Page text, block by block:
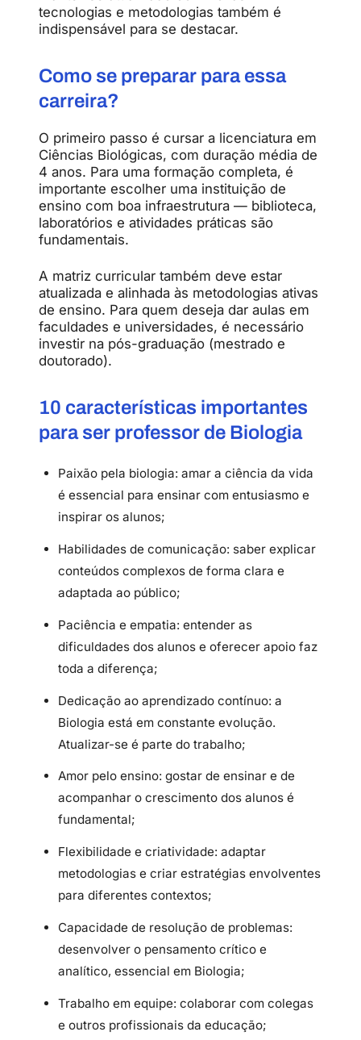
tecnologias e metodologias também é
indispensável para se destacar.
Como se preparar paraessa
carreira?
O primeiro passo é cursar a licenciatura em
Ciências Biológicas, com duração média de
4 anos. Para uma formação completa, é
importante escolher uma instituição de
ensino com boa infraestrutura — biblioteca,
laboratórios e atividades práticas são
fundamentais.
A matriz curricular também deve estar
atualizada e alinhada às metodologias ativas
de ensino. Para quem deseja dar aulas em
faculdades e universidades, é necessário
investir na pós-graduação (mestrado e
doutorado).
10 características importantes
paraser professor de Biologia
Paixão pela biologia: amar a ciência da vida
é essencial para ensinar com entusiasmo e
inspirar os alunos;
Habilidades de comunicação: saber explicar
conteúdos complexos de forma clara e
adaptada ao público;
Paciência e empatia: entender as
dificuldades dos alunos e oferecer apoio faz
toda a diferença;
Dedicação ao aprendizado contínuo: a
Biologia está em constante evolução.
Atualizar-se é parte do trabalho;
Amor pelo ensino: gostar de ensinar e de
acompanhar o crescimento dos alunos é
fundamental;
Flexibilidade e criatividade: adaptar
metodologias e criar estratégias envolventes
para diferentes contextos;
Capacidade de resolução de problemas:
desenvolver o pensamento crítico e
analítico, essencial em Biologia;
Trabalho em equipe: colaborar com colegas
e outros profissionais da educação;